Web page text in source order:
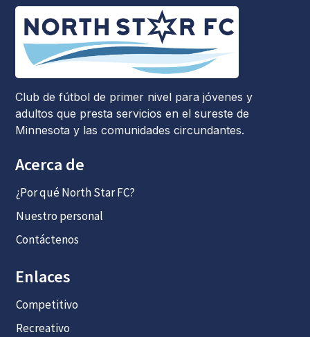
Club de fútbol de primer nivel para jóvenes y
adultos que presta servicios en el sureste de
Minnesota y las comunidades circundantes.
Acerca de
¿Por qué North Star FC?
Nuestro personal
Contáctenos
Enlaces
Competitivo
Recreativo